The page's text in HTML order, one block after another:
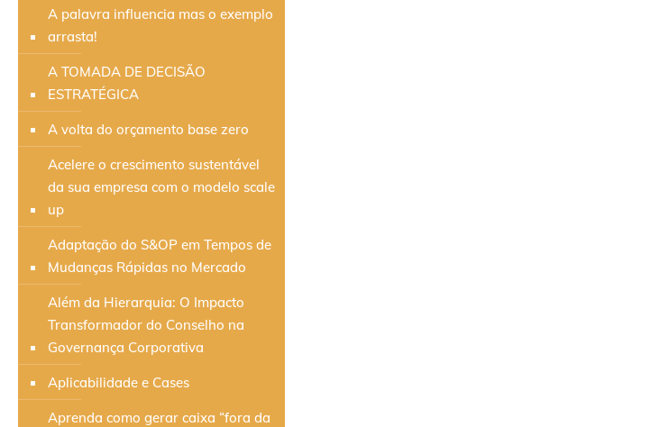
A palavra influencia mas o exemplo
arrasta!
A TOMADA DE DECISÃO
ESTRATÉGICA
A volta do orçamento base zero
Acelere o crescimento sustentável
da sua empresa com o modelo scale
up
Adaptação do S&OP em Tempos de
Mudanças Rápidas no Mercado
Além da Hierarquia: O Impacto
Transformador do Conselho na
Governança Corporativa
Aplicabilidade e Cases
Aprenda como gerar caixa “fora da